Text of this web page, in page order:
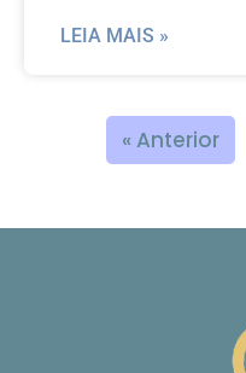
LEIA MAIS »
« Anterior